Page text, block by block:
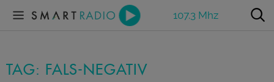
107.3 Mhz
TAG: FALS-NEGATIV